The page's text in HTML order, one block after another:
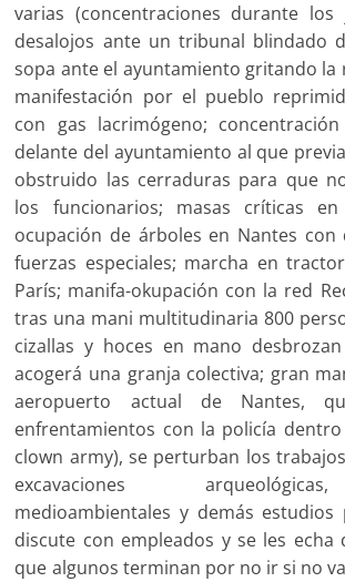
varias (concentraciones durante
desalojos ante un tribunal blindado
sopa ante el ayuntamiento gritando
manifestación por el pueblo
con gas lacrimógeno;
delante del ayuntamiento al que
obstruido las cerraduras para que
los funcionarios; masas críticas
ocupación de árboles en Nantes con
fuerzas especiales; marcha en
París; manifa-okupación con la red
tras una mani multitudinaria 800
cizallas y hoces en mano
acogerá una granja colectiva; gran
aeropuerto actual de Nantes,
enfrentamientos con la policía
clown army), se perturban los
excavaciones
medioambientales y demás estudios
discute con empleados y se les echa
que algunos terminan por no ir si no